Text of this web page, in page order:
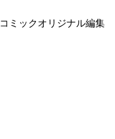
ミックオリジナル編集